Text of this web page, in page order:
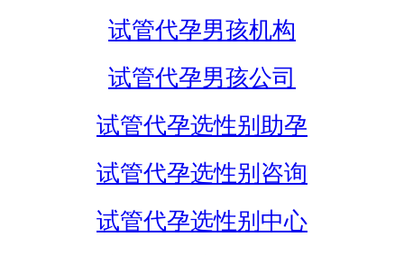
试管代孕男孩机构
试管代孕男孩公司
试管代孕选性别助孕
试管代孕选性别咨询
试管代孕选性别中心